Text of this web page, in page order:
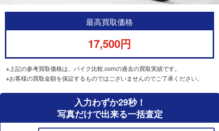
最高買取価格
17,500円
※上記の参考買取価格は、バイク比較.comの過去の買取実績です。
※お客様の買取金額を保証するものではございませんのでご了承ください。
入力わずか29秒！
写真だけで出来る一括査定